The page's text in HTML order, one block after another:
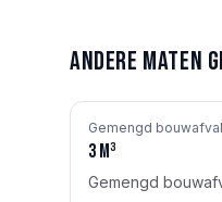
Andere maten
Gemengd bouwafval
3m³
Gemengd